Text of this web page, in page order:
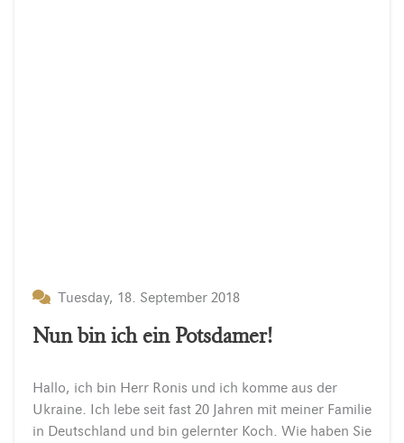
Tuesday, 18. September 2018
Nun bin ich ein Potsdamer!
Hallo, ich bin Herr Ronis und ich komme aus der
Ukraine. Ich lebe seit fast 20 Jahren mit meiner Familie
in Deutschland und bin gelernter Koch. Wie haben Sie